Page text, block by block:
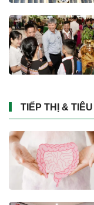
TIẾP THỊ &